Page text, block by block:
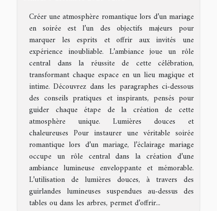
Créer une atmosphère romantique lors d’un mariage
en soirée est l’un des objectifs majeurs pour
marquer les esprits et offrir aux invités une
expérience inoubliable. L’ambiance joue un rôle
central dans la réussite de cette célébration,
transformant chaque espace en un lieu magique et
intime. Découvrez dans les paragraphes ci-dessous
des conseils pratiques et inspirants, pensés pour
guider chaque étape de la création de cette
atmosphère unique. Lumières douces et
chaleureuses Pour instaurer une véritable soirée
romantique lors d’un mariage, l’éclairage mariage
occupe un rôle central dans la création d’une
ambiance lumineuse enveloppante et mémorable.
L’utilisation de lumières douces, à travers des
guirlandes lumineuses suspendues au-dessus des
tables ou dans les arbres, permet d’offrir...